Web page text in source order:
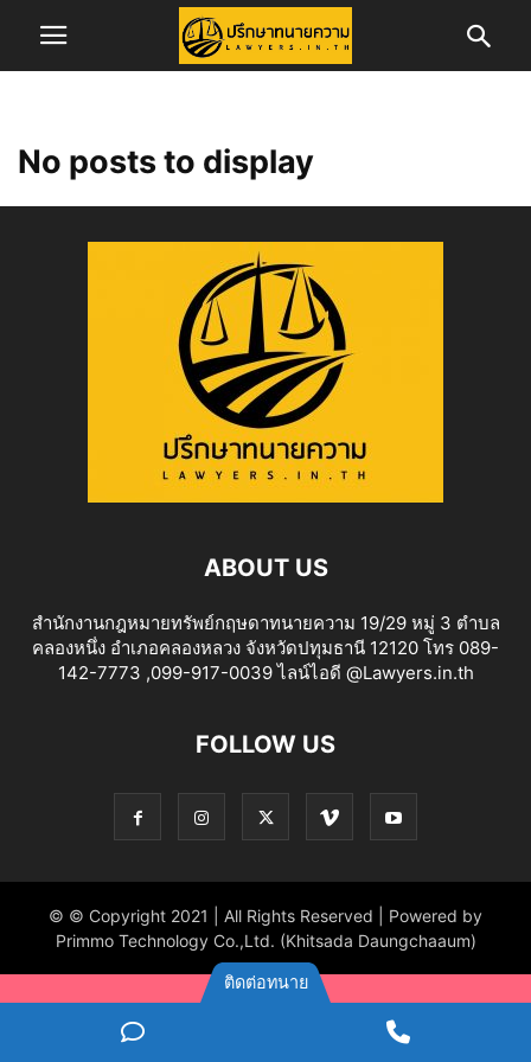
No posts to display
ABOUT US
สำนักงานกฎหมายทรัพย์กฤษดาทนายความ 19/29 หมู่ 3 ตำบล
คลองหนึ่ง อำเภอคลองหลวง จังหวัดปทุมธานี 12120 โทร 089-
142-7773 ,099-917-0039 ไลน์ไอดี @Lawyers.in.th
FOLLOW US
© © Copyright 2021 | All Rights Reserved | Powered by
Primmo Technology Co.,Ltd. (Khitsada Daungchaaum)
ติดต่อทนาย